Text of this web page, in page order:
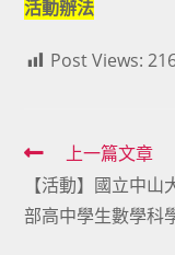
活動辦法
Post Views:
Read
more
articles
上一篇文章
【活動】國立中
部高中學生數學科